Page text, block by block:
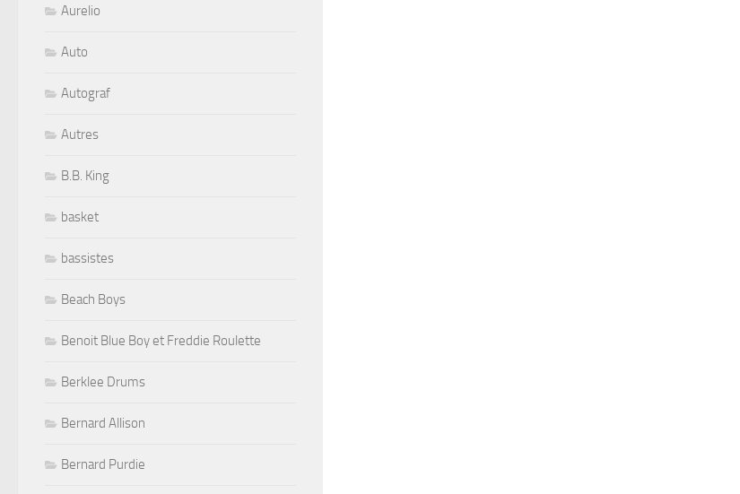
Aurelio
Auto
Autograf
Autres
B.B. King
basket
bassistes
Beach Boys
Benoit Blue Boy et Freddie Roulette
Berklee Drums
Bernard Allison
Bernard Purdie